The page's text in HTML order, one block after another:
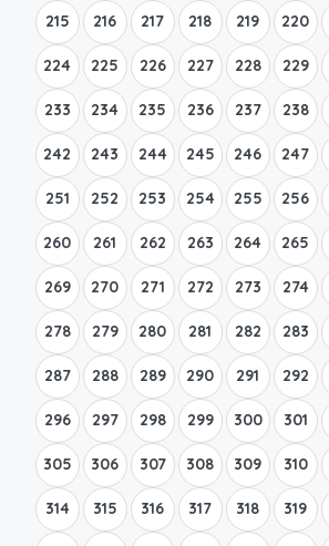
215 216 217 218 219 220
224 225 226 227 228 229
233 234 235 236 237 238
242 243 244 245 246 247
251 252 253 254 255 256
260 261 262 263 264 265
269 270 271 272 273 274
278 279 280 281 282 283
287 288 289 290 291 292
296 297 298 299 300 301
305 306 307 308 309 310
314 315 316 317 318 319